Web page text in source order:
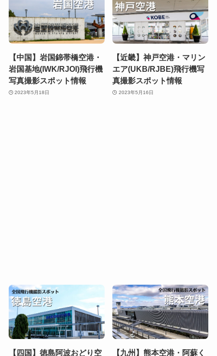
【中国】岩国錦帯橋空港・
岩国基地(IWK/RJOI)飛行機
写真撮影スポット情報
2023年5月18日
【近畿】神戸空港・マリン
エア(UKB/RJBE)飛行機写
真撮影スポット情報
2023年5月16日
【四国】徳島阿波おどり空 【九州】熊本空港・阿蘇く